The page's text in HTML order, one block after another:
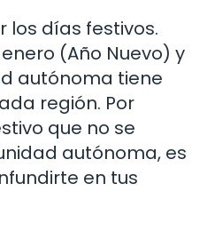
los días festivos.
(Año Nuevo) y
autónoma tiene
región. Por
que no se
autónoma, es
en tus